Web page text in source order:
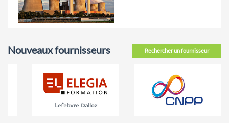
Rechercher un fournisseur
Nouveaux fournisseurs